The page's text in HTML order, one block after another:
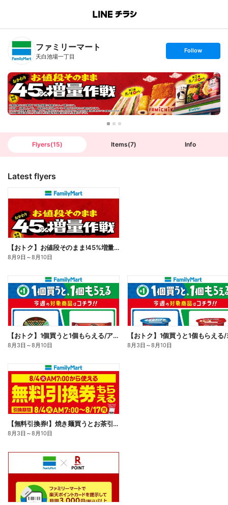
B
n
T
ファミリーマート
天白池場一丁目
s
t
o
l
l
o
w
Follow
Flyers(15) Items(7) Info
Latest flyers
【おトク】お値段そのまま!45%増量作戦!
8月9日 ～8月10日
【おトク】1個買うと1個もらえる/アイス
8月3日 ～8月10日 8月3日 ～8月10日
【無料引換券!】焼き麺買うとお茶引換券貰える!
8月3日 ～8月10日